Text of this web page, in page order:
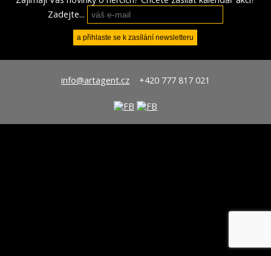
Zadejte...
info@artagent.cz+420 777 817 021